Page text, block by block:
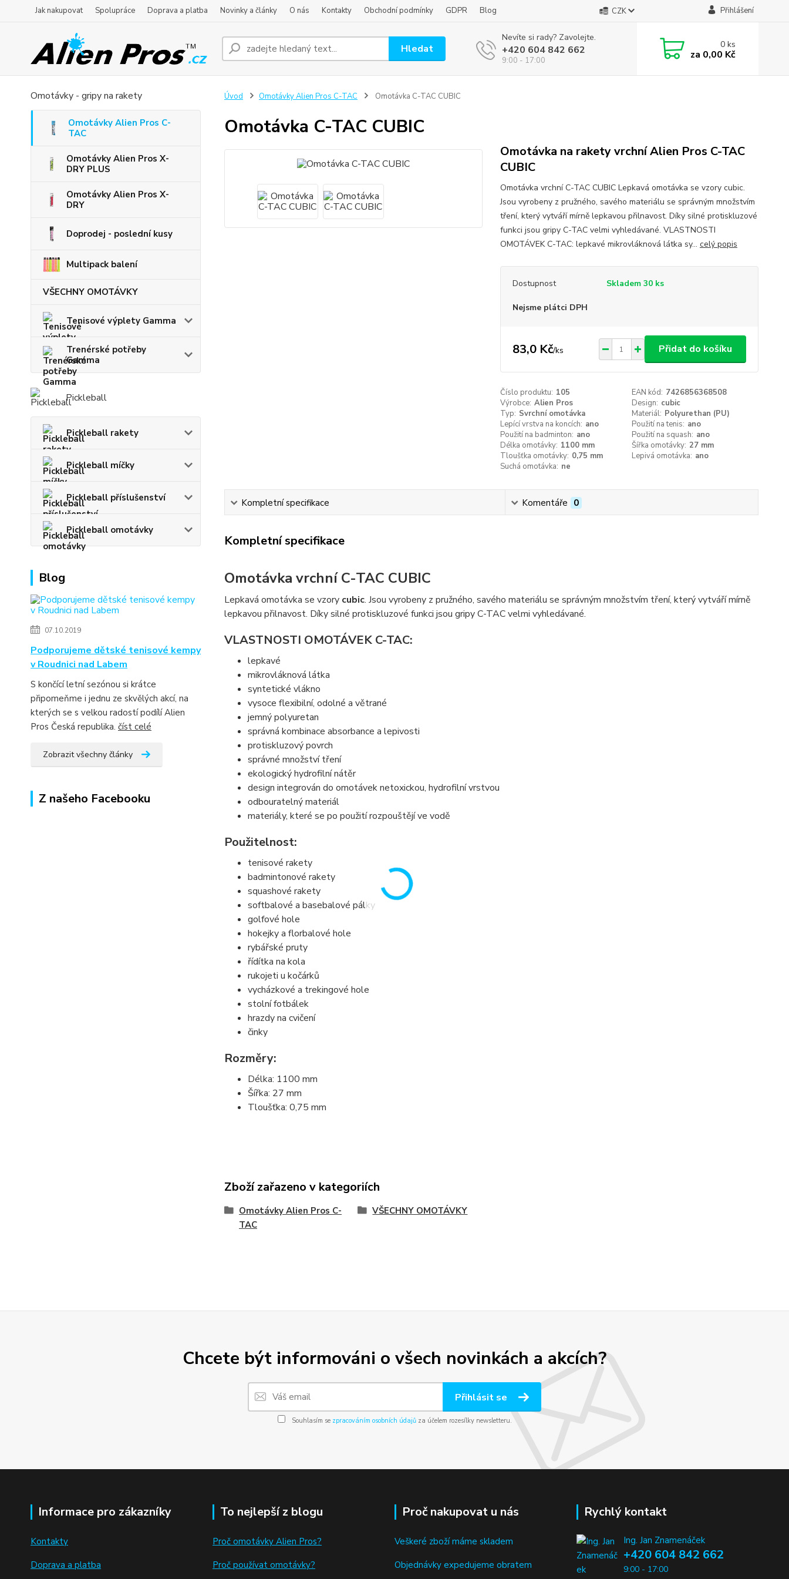
Jak nakupovat Spolupráce Doprava a platba Novinky a články O nás Kontakty Obchodní podmínky GDPR Blog CZK Přihlášení
Hledat
Nevíte si rady? Zavolejte.
+420 604 842 662
9:00 - 17:00
0ks
za 0,00 Kč
Omotávky - gripy na rakety
Omotávky Alien Pros C-
TAC
Omotávky Alien Pros X-
DRY PLUS
Omotávky Alien Pros X-
DRY
Doprodej - poslední kusy
Multipack balení
VŠECHNY OMOTÁVKY
Tenisové výplety Gamma
Trenérské potřeby
Gamma
Pickleball
Pickleball rakety
Pickleball míčky
Pickleball příslušenství
Pickleball omotávky
Blog
07.10.2019
Podporujeme dětské tenisové kempy
v Roudnici nad Labem
S končící letní sezónou si krátce
připomeňme i jednu ze skvělých akcí, na
kterých se s velkou radostí podílí Alien
Pros Česká republika. číst celé
Zobrazit všechny články
Z našeho Facebooku
Úvod Omotávky Alien Pros C-TAC Omotávka C-TAC CUBIC
Omotávka C-TAC CUBIC
Omotávka na rakety vrchní Alien Pros C-TAC
CUBIC
Omotávka vrchní C-TAC CUBIC Lepkavá omotávka se vzory cubic.
Jsou vyrobeny z pružného, savého materiálu se správným množstvím
tření, který vytváří mírně lepkavou přilnavost. Díky silné protiskluzové
funkci jsou gripy C-TAC velmi vyhledávané. VLASTNOSTI
OMOTÁVEK C-TAC: lepkavé mikrovláknová látka sy... celý popis
Dostupnost Skladem 30 ks
Nejsme plátci DPH
83,0 Kč/ks Přidat do košíku
Číslo produktu: 105 EAN kód: 7426856368508
Výrobce: Alien Pros Design: cubic
Typ: Svrchní omotávka Materiál: Polyurethan (PU)
Lepící vrstva na koncích: ano Použití na tenis: ano
Použití na badminton: ano Použití na squash: ano
Délka omotávky: 1100 mm Šířka omotávky: 27 mm
Tloušťka omotávky: 0,75 mm Lepivá omotávka: ano
Suchá omotávka: ne
Kompletní specifikace Komentáře 0
Kompletní specifikace
Omotávka vrchní C-TAC CUBIC
Lepkavá omotávka se vzory cubic. Jsou vyrobeny z pružného, savého materiálu se správným množstvím tření, který vytváří mírně
lepkavou přilnavost. Díky silné protiskluzové funkci jsou gripy C-TAC velmi vyhledávané.
VLASTNOSTI OMOTÁVEK C-TAC:
lepkavé
mikrovláknová látka
syntetické vlákno
vysoce flexibilní, odolné a větrané
jemný polyuretan
správná kombinace absorbance a lepivosti
protiskluzový povrch
správné množství tření
ekologický hydrofilní nátěr
design integrován do omotávek netoxickou, hydrofilní vrstvou
odbouratelný materiál
materiály, které se po použití rozpouštějí ve vodě
Použitelnost:
tenisové rakety
badmintonové rakety
squashové rakety
softbalové a basebalové pálky
golfové hole
hokejky a florbalové hole
rybářské pruty
řídítka na kola
rukojeti u kočárků
vycházkové a trekingové hole
stolní fotbálek
hrazdy na cvičení
činky
Rozměry:
Délka: 1100 mm
Šířka: 27 mm
Tloušťka: 0,75 mm
Zboží zařazeno v kategoriích
Omotávky Alien Pros C-
TAC
VŠECHNY OMOTÁVKY
Chcete být informováni o všech novinkách a akcích?
Přihlásit se
Souhlasím se zpracováním osobních údajůza účelem rozesílky newsletteru.
Informace pro zákazníky
Kontakty
Doprava a platba
To nejlepší z blogu
Proč omotávky Alien Pros?
Proč používat omotávky?
Proč nakupovat u nás
Veškeré zboží máme skladem
Objednávky expedujeme obratem
Rychlý kontakt
Ing. Jan Znamenáček
+420 604 842 662
9:00 - 17:00